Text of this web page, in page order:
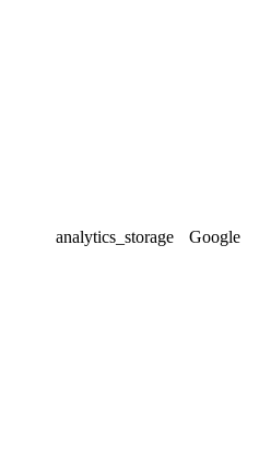
analytics_storage Google